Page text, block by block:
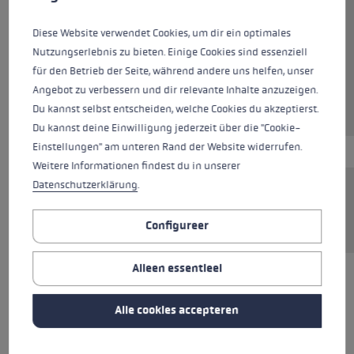
Kleur black
momenteel niet beschikbaar
LEKI trekkingstokken.
ALLE SPECIFICATIES
Diese Website verwendet Cookies, um dir ein optimales
Nutzungserlebnis zu bieten. Einige Cookies sind essenziell
für den Betrieb der Seite, während andere uns helfen, unser
Angebot zu verbessern und dir relevante Inhalte anzuzeigen.
Du kannst selbst entscheiden, welche Cookies du akzeptierst.
Du kannst deine Einwilligung jederzeit über die "Cookie-
Einstellungen" am unteren Rand der Website widerrufen.
Weitere Informationen findest du in unserer
Datenschutzerklärung.
Configureer
Alleen essentieel
Alle cookies accepteren